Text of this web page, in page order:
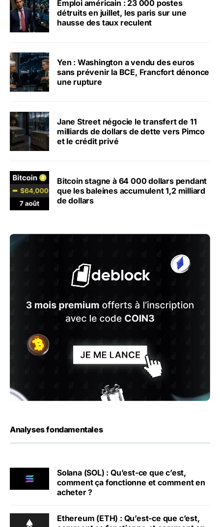
Emploi américain : 23 000 postes
détruits en juillet, les paris sur une
hausse des taux reculent
Yen : Washington a vendu des euros
sans prévenir la BCE, Francfort dénonce
une rupture
Jane Street négocie le transfert de 11
milliards de dollars de dette vers Pimco
et le crédit privé
Bitcoin stagne à 64 000 dollars pendant
que les baleines accumulent 1,2 milliard
de dollars
Analyses fondamentales
Solana (SOL) : Qu’est-ce que c’est,
comment ça fonctionne et comment en
acheter ?
Ethereum (ETH) : Qu’est-ce que c’est,